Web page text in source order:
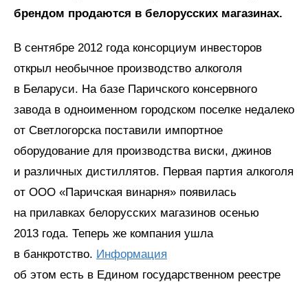
брендом продаются в белорусских магазинах.
В сентябре 2012 года консорциум инвесторов
открыл необычное производство алкоголя
в Беларуси. На базе Паричского консервного
завода в одноименном городском поселке недалеко
от Светлогорска поставили импортное
оборудование для производства виски, джинов
и различных дистиллятов. Первая партия алкоголя
от ООО «Паричская винарня» появилась
на прилавках белорусских магазинов осенью
2013 года. Теперь же компания ушла
в банкротство. Информация
об этом есть в Едином государственном реестре